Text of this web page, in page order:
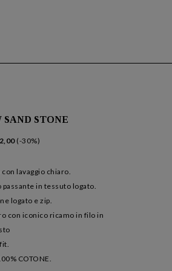
SAND STONE
(-30%)
lavaggio chiaro.
in tessuto logato.
logato e zip.
con iconico ricamo in filo in
COTONE.